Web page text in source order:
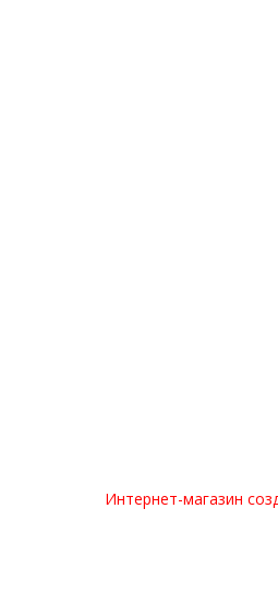
Интернет-магазин